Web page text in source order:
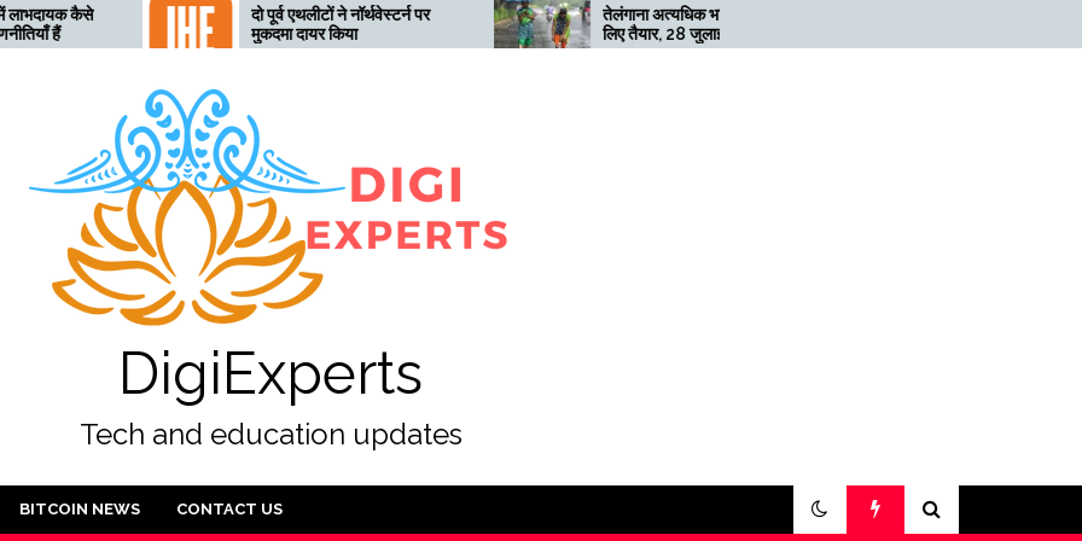
दो पूर्व एथलीटों ने नॉर्थवेस्टर्न पर
मुकदमा दायर किया
तेलंगाना अत्यधिक भारी बारिश के
लिए तैयार, 28 जुलाई तक ‘रेड’
अलर्ट जारी
हुई तो खनन लाभदायक नहीं है
DigiExperts
Tech and education updates
BITCOIN NEWS CONTACT US